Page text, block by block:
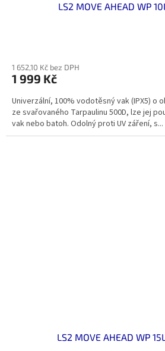
LS2 MOVE AHEAD WP
1 652,10 Kč bez DPH
1 999 Kč
Univerzální, 100% vodotěsný vak (IPX5) o
ze svařovaného Tarpaulinu 500D, lze jej
vak nebo batoh. Odolný proti UV záření, s...
LS2 MOVE AHEAD WP